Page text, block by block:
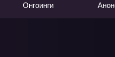
Онгоинги